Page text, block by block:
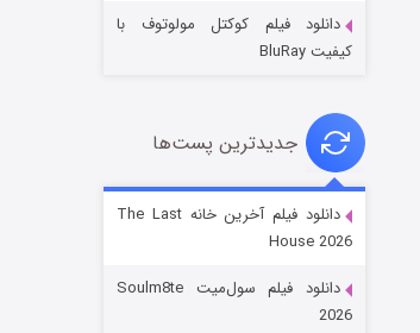
قسمت
دانلود فیلم کوکتل مولوتوف با
کیفیت BluRay
جدیدترین پست‌ها
دانلود فیلم آخرین خانه The Last
House 2026
دانلود فیلم سول‌میت Soulm8te
2026